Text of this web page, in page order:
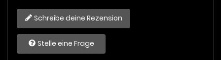
Schreibe deine Rezension
Stelle eine Frage